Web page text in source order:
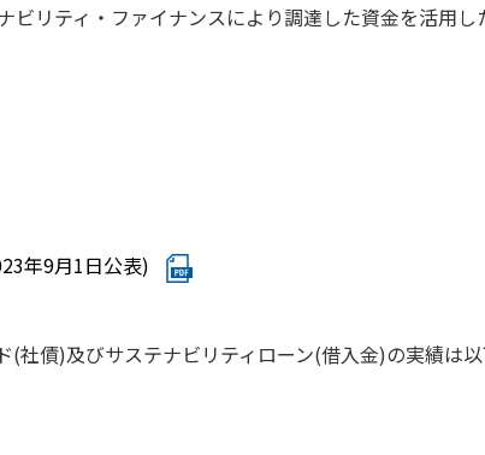
リティ・ファイナンスにより調達した資金を活用
年9月1日公表)
債)及びサステナビリティローン(借入金)の実績は以